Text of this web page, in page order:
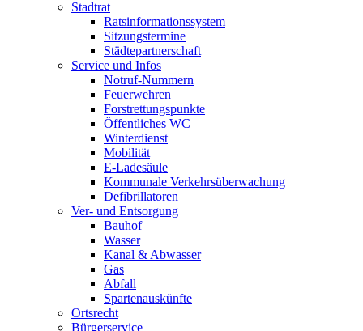
Stadtrat
Ratsinformationssystem
Sitzungstermine
Städtepartnerschaft
Service und Infos
Notruf-Nummern
Feuerwehren
Forstrettungspunkte
Öffentliches WC
Winterdienst
Mobilität
E-Ladesäule
Kommunale Verkehrsüberwachung
Defibrillatoren
Ver- und Entsorgung
Bauhof
Wasser
Kanal & Abwasser
Gas
Abfall
Spartenauskünfte
Ortsrecht
Bürgerservice